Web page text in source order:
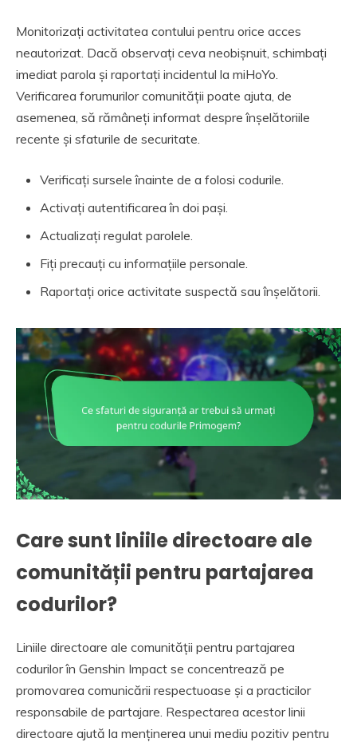
Monitorizați activitatea contului pentru orice acces
neautorizat. Dacă observați ceva neobișnuit, schimbați
imediat parola și raportați incidentul la miHoYo.
Verificarea forumurilor comunității poate ajuta, de
asemenea, să rămâneți informat despre înșelătoriile
recente și sfaturile de securitate.
Verificați sursele înainte de a folosi codurile.
Activați autentificarea în doi pași.
Actualizați regulat parolele.
Fiți precauți cu informațiile personale.
Raportați orice activitate suspectă sau înșelătorii.
Care sunt liniile directoare ale
comunității pentru partajarea
codurilor?
Liniile directoare ale comunității pentru partajarea
codurilor în Genshin Impact se concentrează pe
promovarea comunicării respectuoase și a practicilor
responsabile de partajare. Respectarea acestor linii
directoare ajută la menținerea unui mediu pozitiv pentru